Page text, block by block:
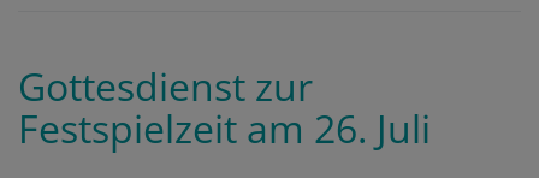
Gottesdienst zur
Festspielzeit am 26. Juli